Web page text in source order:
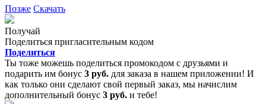
Позже Скачать
Получай
Поделиться пригласительным кодом
Поделиться
Ты тоже можешь поделиться промокодом с друзьями и
подарить им бонус 3 руб. для заказа в нашем приложении! И
как только они сделают свой первый заказ, мы начислим
дополнительный бонус 3 руб. и тебе!